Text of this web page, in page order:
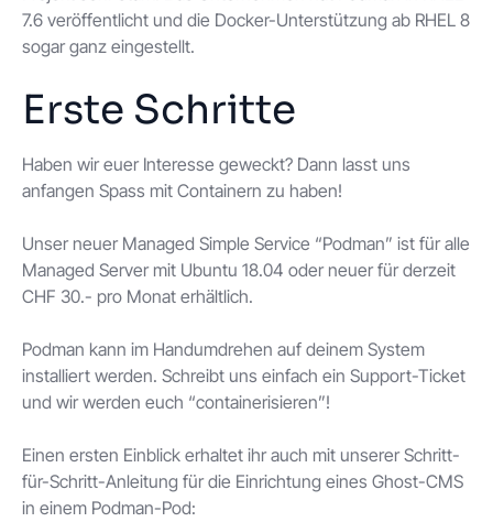
7.6 veröffentlicht und die Docker-Unterstützung ab RHEL 8
sogar ganz eingestellt.
Erste Schritte
Haben wir euer Interesse geweckt? Dann lasst uns
anfangen Spass mit Containern zu haben!
Unser neuer Managed Simple Service “Podman” ist für alle
Managed Server mit Ubuntu 18.04 oder neuer für derzeit
CHF 30.- pro Monat erhältlich.
Podman kann im Handumdrehen auf deinem System
installiert werden. Schreibt uns einfach ein Support-Ticket
und wir werden euch “containerisieren”!
Einen ersten Einblick erhaltet ihr auch mit unserer Schritt-
für-Schritt-Anleitung für die Einrichtung eines Ghost-CMS
in einem Podman-Pod: